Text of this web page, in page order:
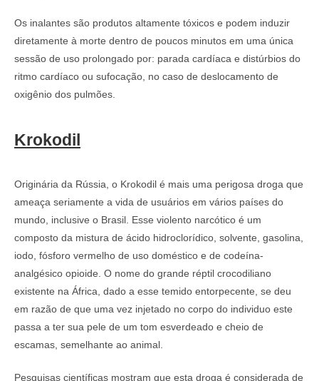
Os inalantes são produtos altamente tóxicos e podem induzir
diretamente à morte dentro de poucos minutos em uma única
sessão de uso prolongado por: parada cardíaca e distúrbios do
ritmo cardíaco ou sufocação, no caso de deslocamento de
oxigênio dos pulmões.
Krokodil
Originária da Rússia, o Krokodil é mais uma perigosa droga que
ameaça seriamente a vida de usuários em vários países do
mundo, inclusive o Brasil. Esse violento narcótico é um
composto da mistura de ácido hidroclorídico, solvente, gasolina,
iodo, fósforo vermelho de uso doméstico e de codeína-
analgésico opioide. O nome do grande réptil crocodiliano
existente na África, dado a esse temido entorpecente, se deu
em razão de que uma vez injetado no corpo do individuo este
passa a ter sua pele de um tom esverdeado e cheio de
escamas, semelhante ao animal.
Pesquisas científicas mostram que esta droga é considerada de